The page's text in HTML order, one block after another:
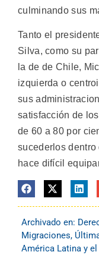
culminando sus
Tanto el
Silva, como su
la de de Chile,
izquierda o
sus
satisfacción de
de 60 a 80 por
sucederlos
hace difícil
Archivado en:
Migraciones,
América Latina y el